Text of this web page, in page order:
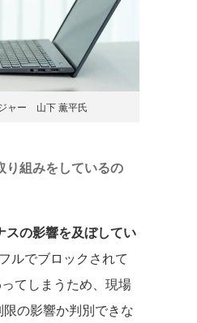
ャー 山下 薫平氏
組みをしているの
の影響を及ぼしてい
ルでブロックされて
てしまうため、現場
の影響か判別できな